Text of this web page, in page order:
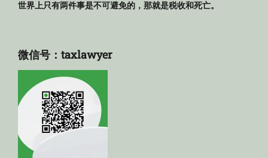
世界上只有两件事是不可避免的，那就是税收和死亡。
微信号：taxlawyer